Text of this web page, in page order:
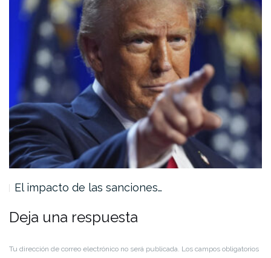
El impacto de las sanciones…
Deja una respuesta
Tu dirección de correo electrónico no será publicada. Los campos obligatorios